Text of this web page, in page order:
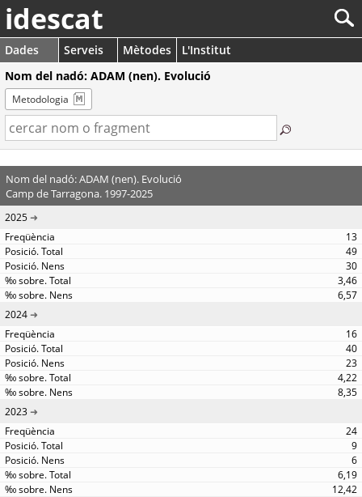
idescat
Dades Serveis Mètodes
L'Institut
Nom del nadó: ADAM (nen). Evolució
Metodologia
Nom del nadó: ADAM (nen). Evolució
Camp de Tarragona. 1997-2025
2025
13
49
30
3,46
6,57
2024
16
40
23
4,22
8,35
2023
24
9
6
6,19
12,42